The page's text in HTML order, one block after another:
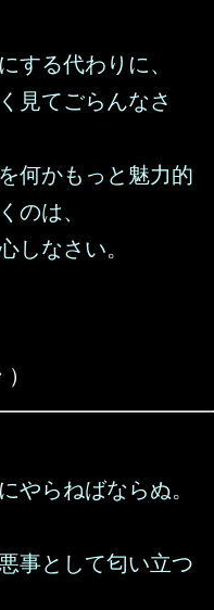
する代わりに、
見てごらんなさ
何かもっと魅力的
のは、
しなさい。
やらねばならぬ。
事として匂い立つ